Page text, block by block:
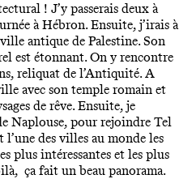
! J’y passerais deux à
à Hébron. Ensuite, j’irais à
antique de Palestine. Son
est étonnant. On y rencontre
reliquat de l’Antiquité. A
avec son temple romain et
de rêve. Ensuite, je
Naplouse, pour rejoindre Tel
l’une des villes au monde les
plus intéressantes et les plus
ça fait un beau panorama.